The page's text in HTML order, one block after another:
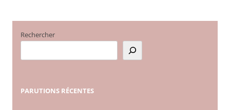
Rechercher
PARUTIONS RÉCENTES